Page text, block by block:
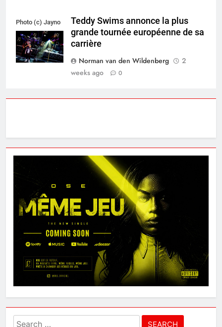
Photo (c) Jayno
Berkhoudt
Teddy Swims annonce la plus
grande tournée européenne de sa
carrière
Norman van den Wildenberg
2
weeks ago
0
Search